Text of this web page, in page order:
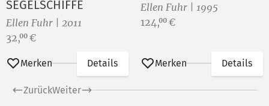
SEGELSCHIFFE
Ellen Fuhr | 2011
Preis:
32,00 €
Merken Details
Ellen Fuhr | 1995
Preis:
124,00 €
Merken Details
ZurückWeiter